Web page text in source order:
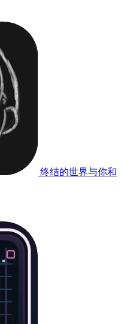
终结的世界与你和